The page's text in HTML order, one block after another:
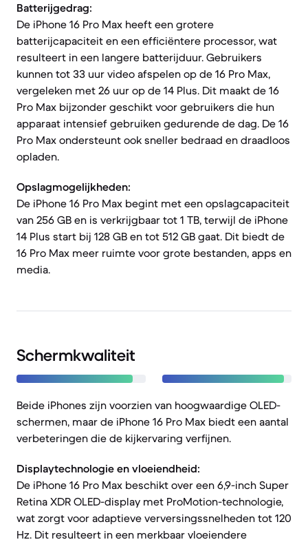
Batterijgedrag:
De iPhone 16 Pro Max heeft een grotere
batterijcapaciteit en een efficiëntere processor, wat
resulteert in een langere batterijduur. Gebruikers
kunnen tot 33 uur video afspelen op de 16 Pro Max,
vergeleken met 26 uur op de 14 Plus. Dit maakt de 16
Pro Max bijzonder geschikt voor gebruikers die hun
apparaat intensief gebruiken gedurende de dag. De 16
Pro Max ondersteunt ook sneller bedraad en draadloos
opladen.
Opslagmogelijkheden:
De iPhone 16 Pro Max begint met een opslagcapaciteit
van 256 GB en is verkrijgbaar tot 1 TB, terwijl de iPhone
14 Plus start bij 128 GB en tot 512 GB gaat. Dit biedt de
16 Pro Max meer ruimte voor grote bestanden, apps en
media.
Schermkwaliteit
Beide iPhones zijn voorzien van hoogwaardige OLED-
schermen, maar de iPhone 16 Pro Max biedt een aantal
verbeteringen die de kijkervaring verfijnen.
Displaytechnologie en vloeiendheid:
De iPhone 16 Pro Max beschikt over een 6,9-inch Super
Retina XDR OLED-display met ProMotion-technologie,
wat zorgt voor adaptieve verversingssnelheden tot 120
Hz. Dit resulteert in een merkbaar vloeiendere